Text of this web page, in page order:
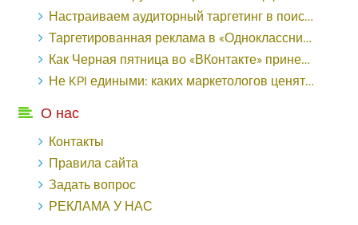
Настраиваем аудиторный таргетинг в поисковой кампании Google Ads - «Заработок»
Таргетированная реклама в «Одноклассниках»: как ее настроить и нужно ли - «Заработок»
Как Черная пятница во «ВКонтакте» принесла магазину подарков 221 продажу по цене 38 рублей - «Заработок»
Не KPI едиными: каких маркетологов ценят - «Заработок»
О нас
Контакты
Правила сайта
Задать вопрос
РЕКЛАМА У НАС